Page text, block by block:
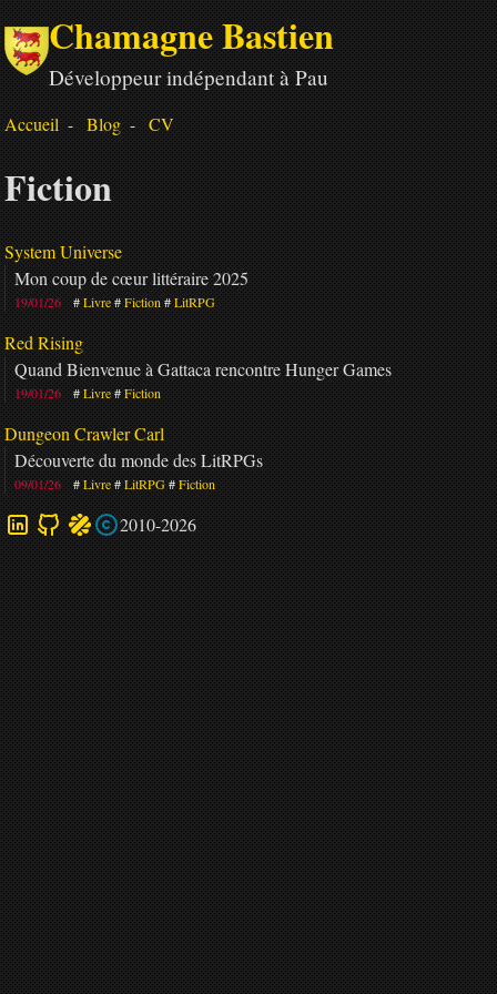
Chamagne Bastien
Développeur indépendant à Pau
Accueil Blog CV
Fiction
System Universe
Mon coup de cœur littéraire 2025
19/01/26 Livre Fiction LitRPG
Red Rising
Quand Bienvenue à Gattaca rencontre Hunger Games
19/01/26 Livre Fiction
Dungeon Crawler Carl
Découverte du monde des LitRPGs
09/01/26 Livre LitRPG Fiction
2010-2026